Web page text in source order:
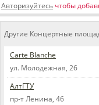
пїЅпїЅпїЅ
пїЅпїЅпїЅпїЅпїЅ
Авторизуйтесь чтобы
Другие Концертные
Carte Blanche
ул. Молодежная, 26
АлтГТУ
пр-т Ленина, 46